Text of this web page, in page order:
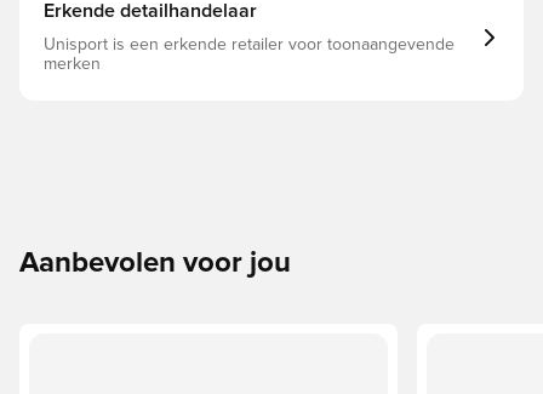
Erkende detailhandelaar
Unisport is een erkende retailer voor toonaangevende
merken
Aanbevolen voor jou